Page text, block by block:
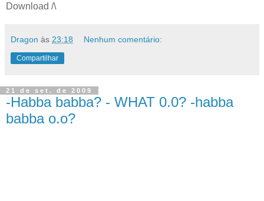
Download /\
Dragon às 23:18 Nenhum comentário:
Compartilhar
21 de set. de 2009
-Habba babba? - WHAT 0.0? -habba
babba o.o?